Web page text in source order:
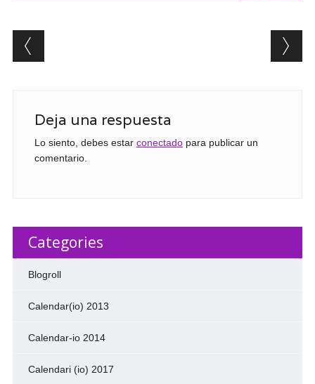
Post navigation
Deja una respuesta
Lo siento, debes estar conectadopara publicar un
comentario.
Categories
Blogroll
Calendar(io) 2013
Calendar-io 2014
Calendari (io) 2017